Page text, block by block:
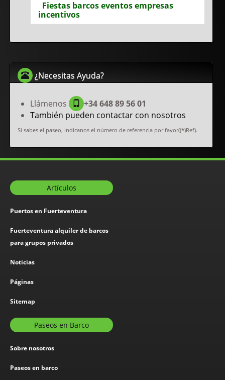
Fiestas barcos eventos empresas
incentivos
¿Necesitas Ayuda?
Llámenos
+34 648 89 56 01
También pueden contactar con nosotros
Si sabes el paseo, indícanos el número de referencia por favor((*)Ref).
Artículos
Puertos en Fuerteventura
Fuerteventura alquiler de barcos
para grupos privados
Noticias
Páginas
Sitemap
Paseos en Barco
Sobre nosotros
Paseos en barco